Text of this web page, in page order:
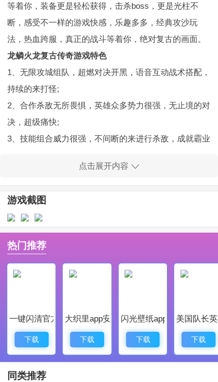
等着你，装备更是轻松获得，击杀boss，更是光柱不
断，感受不一样的游戏快感，乐趣多多，经典攻沙玩
法，热血跨服，真正的战斗等着你，绝对复古的画面。
龙鳞火龙复古传奇游戏特色
1、无限攻城组队，超燃对决开黑，语音互动战术搭配，
持续的来打怪;
2、合作杀敌无所畏惧，英雄众多势力很强，无止境的对
决，超级痛快;
3、技能组合威力很强，不间断的来进行杀敌，成就霸业
龙鳞火龙复古传奇高爆版亮点
游戏的爆率非常高，无限的热血，享受轻松毕业的游戏
体验，高阶装备真的随便爆。
趣味十足的游戏挑战，全新的游戏感受，无限的游戏欢
乐。
这款传奇中的很多的神装将可以通过各种的免费参加的b
oss来获取;
副本等你来挑战;
2.爆率贼高，在路边的小怪都能出行稀有神器，不用为
自己的装备发愁;
3.全新开服的新区活动已为大家开放，更有爆率超高的
点击展开内容
游戏截图
热门推荐
一键闪清官方最新版
下载
大织里app安卓版
下载
闪光壁纸app安卓最新版
下载
美国队长
下载
同类推荐